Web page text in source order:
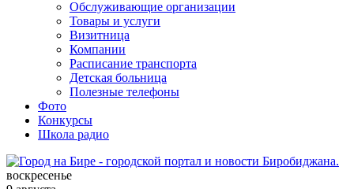
Обслуживающие организации
Товары и услуги
Визитница
Компании
Расписание транспорта
Детская больница
Полезные телефоны
Фото
Конкурсы
Школа радио
воскресенье